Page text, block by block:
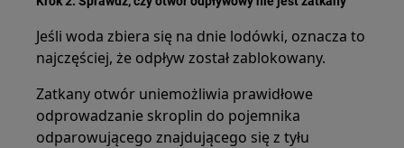
Jeśli woda zbiera się na dnie lodówki, oznacza to
najczęściej, że odpływ został zablokowany.
Zatkany otwór uniemożliwia prawidłowe
odprowadzanie skroplin do pojemnika
odparowującego znajdującego się z tyłu